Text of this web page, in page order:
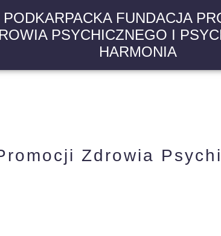
PODKARPACKA FUNDACJA
PSYCHICZNEGO I
HARMONIA
Zdrowia